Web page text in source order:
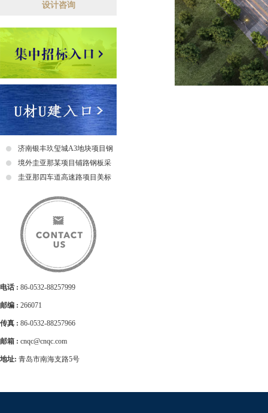
设计咨询
济南银丰玖玺城A3地块项目钢
爬梯采购及安装招标中标公示
境外圭亚那某项目铺路钢板采
购招标公告
圭亚那四车道高速路项目美标
电话 : 86-0532-88257999
邮编 : 266071
传真 : 86-0532-88257966
邮箱 : cnqc@cnqc.com
地址: 青岛市南海支路5号